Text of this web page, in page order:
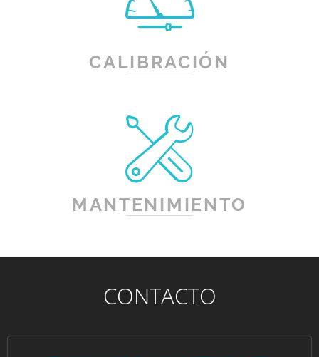
CALIBRACIÓN
MANTENIMIENTO
CONTACTO